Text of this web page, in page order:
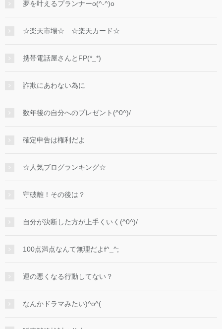
夢を叶えるプランナーo(^-^)o
☆楽天市場☆ ☆楽天カード☆
携帯電話屋さんとFP(*_*)
詐欺にあわない為に
数年後の自分へのプレゼント(^0^)/
確定申告は権利だよ
☆人気ブログランキング☆
守破離！その後は？
自分が決断した方が上手くいく(^0^)/
100点満点なんて無理だよf^_^;
運の悪くなる行動してない？
なんかドラマみたい)^o^(